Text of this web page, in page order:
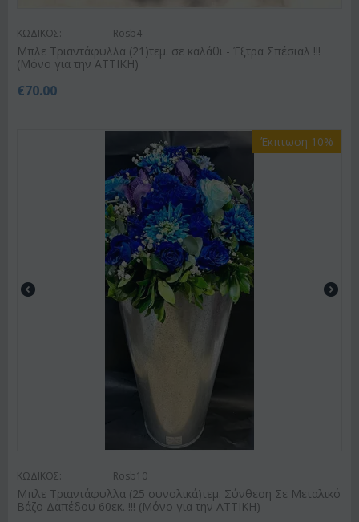
ΚΩΔΙΚΟΣ: Rosb4
Μπλε Τριαντάφυλλα (21)τεμ. σε καλάθι - Έξτρα Σπέσιαλ !!!
(Μόνο για την ΑΤΤΙΚΗ)
€70.00
Έκπτωση 10%
ΚΩΔΙΚΟΣ: Rosb10
Μπλε Τριαντάφυλλα (25 συνολικά)τεμ. Σύνθεση Σε Μεταλικό
Βάζο Δαπέδου 60εκ. !!! (Μόνο για την ΑΤΤΙΚΗ)